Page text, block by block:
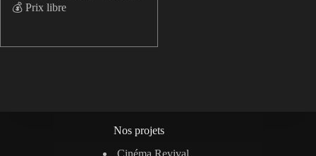
💰 Prix libre
Nos projets
Cinéma Revival